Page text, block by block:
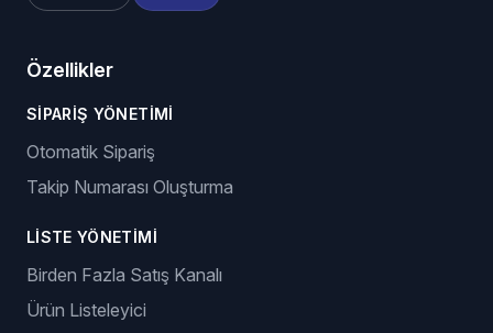
Özellikler
SIPARIŞ YÖNETIMI
Otomatik Sipariş
Takip Numarası Oluşturma
LISTE YÖNETIMI
Birden Fazla Satış Kanalı
Ürün Listeleyici